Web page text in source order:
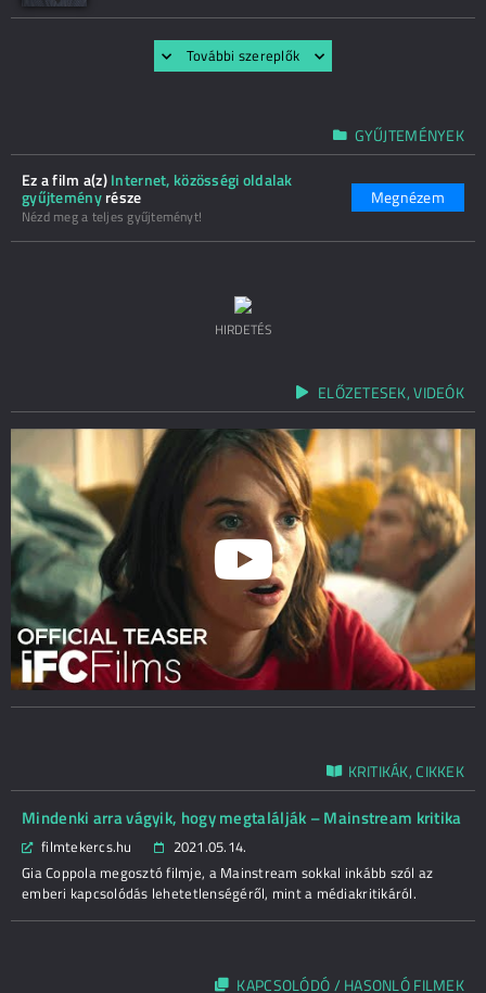
További szereplők
GYŰJTEMÉNYEK
Ez a film a(z)Internet, közösségi oldalak
gyűjteményrésze
Nézd meg a teljes gyűjteményt!
Megnézem
HIRDETÉS
ELŐZETESEK, VIDEÓK
KRITIKÁK, CIKKEK
Mindenki arra vágyik, hogy megtalálják – Mainstream kritika
filmtekercs.hu
2021.05.14.
Gia Coppola megosztó filmje, a Mainstream sokkal inkább szól az
emberi kapcsolódás lehetetlenségéről, mint a médiakritikáról.
KAPCSOLÓDÓ / HASONLÓ FILMEK